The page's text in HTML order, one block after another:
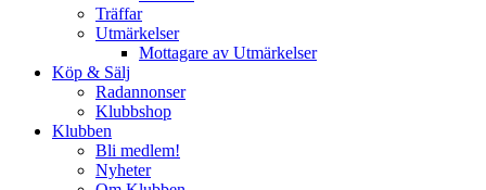
Träffar
Utmärkelser
Mottagare av Utmärkelser
Köp & Sälj
Radannonser
Klubbshop
Klubben
Bli medlem!
Nyheter